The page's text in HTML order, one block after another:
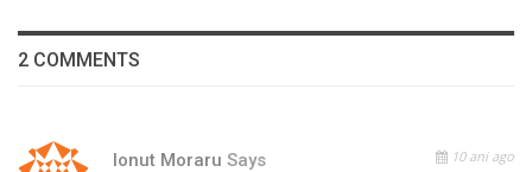
2 COMMENTS
Ionut Moraru Says 10 ani ago